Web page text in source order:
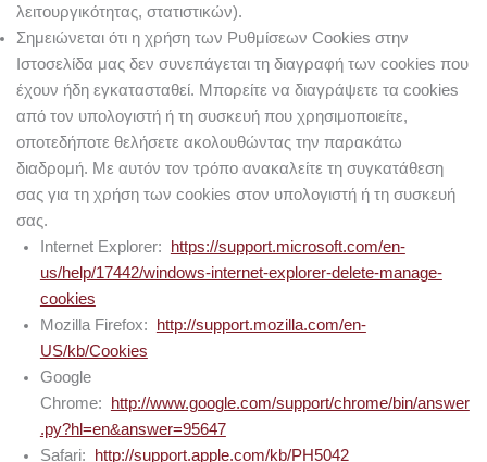
λειτουργικότητας, στατιστικών).
Σημειώνεται ότι η χρήση των Ρυθμίσεων Cookies στην
Ιστοσελίδα μας δεν συνεπάγεται τη διαγραφή των cookies που
έχουν ήδη εγκατασταθεί. Μπορείτε να διαγράψετε τα cookies
από τον υπολογιστή ή τη συσκευή που χρησιμοποιείτε,
οποτεδήποτε θελήσετε ακολουθώντας την παρακάτω
διαδρομή. Με αυτόν τον τρόπο ανακαλείτε τη συγκατάθεση
σας για τη χρήση των cookies στον υπολογιστή ή τη συσκευή
σας.
Internet Explorer:
https://support.microsoft.com/en-
us/help/17442/windows-internet-explorer-delete-manage-
cookies
Mozilla Firefox:
http://support.mozilla.com/en-
US/kb/Cookies
Google
Chrome:
http://www.google.com/support/chrome/bin/answer
.py?hl=en&answer=95647
Safari:
http://support.apple.com/kb/PH5042